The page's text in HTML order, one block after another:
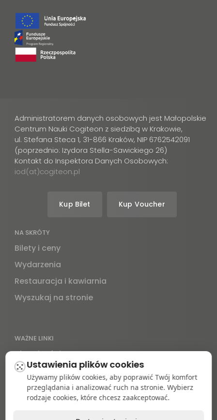
Administratorem danych osobowych jest Małopolskie
Centrum Nauki Cogiteon z siedzibą w Krakowie,
ul. Stefana Steca 1, 31-866 Kraków, NIP 6762542091
(poprzednio: Izydora Stella-Sawickiego 26)
Kontakt do Inspektora Danych Osobowych:
iod(at)cogiteon.pl
Kup Bilet Kup Voucher
NA SKRÓTY
Bilety i ceny
Wydarzenia
Restauracja i kawiarnia
Wyszukaj na stronie
WAŻNE LINKI
Aktualności
Mapa obiektu
Dojazd i parking
Kontakt
Ustawienia plików cookies
Używamy plików cookies, aby poprawić Twój komfort
przeglądania i analizować ruch na stronie. Wybierz
rodzaje cookies, które chcesz zaakceptować.